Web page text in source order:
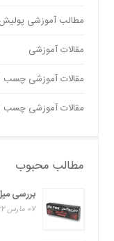
مطالب آموزشی
مقالات آموزشی
مقالات آموزشی چسب 123
مقالات آموزشی چسب
مطالب محبوب
بررسی
07 مارس 2022